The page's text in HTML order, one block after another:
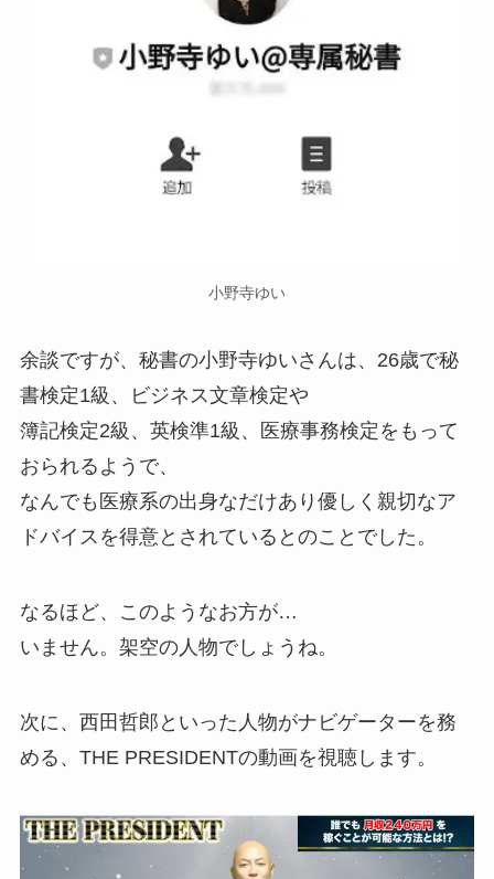
小野寺ゆい
余談ですが、秘書の小野寺ゆいさんは、26歳で秘
書検定1級、ビジネス文章検定や
簿記検定2級、英検準1級、医療事務検定をもって
おられるようで、
なんでも医療系の出身なだけあり優しく親切なア
ドバイスを得意とされているとのことでした。
なるほど、このようなお方が…
いません。架空の人物でしょうね。
次に、西田哲郎といった人物がナビゲーターを務
める、THE PRESIDENTの動画を視聴します。